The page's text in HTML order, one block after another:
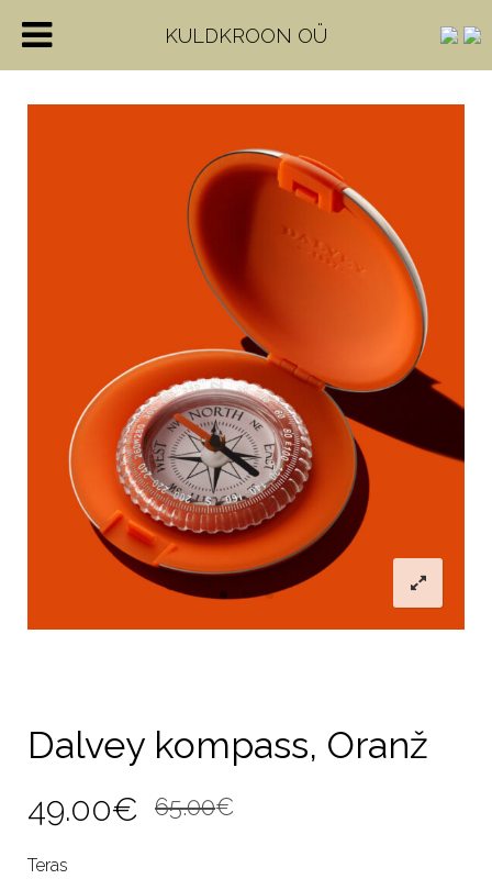
Dalvey kompass, Oranž
65.00€
49.00€
Teras
KULDKROON OÜ